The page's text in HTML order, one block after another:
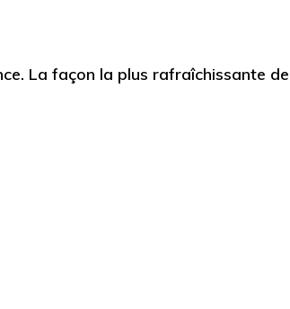
La façon la plus rafraîchissante